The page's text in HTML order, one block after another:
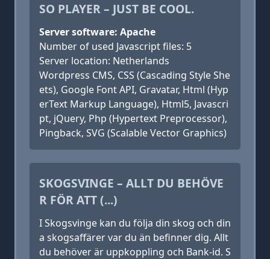
SO PLAYER – JUST BE COOL.
Server software: Apache
Number of used Javascript files: 5
Server location: Netherlands
Wordpress CMS, CSS (Cascading Style She
ets), Google Font API, Gravatar, Html (Hyp
erText Markup Language), Html5, Javascri
pt, jQuery, Php (Hypertext Preprocessor),
Pingback, SVG (Scalable Vector Graphics)
SKOGSVINGE – ALLT DU BEHÖVE
R FÖR ATT (...)
I Skogsvinge kan du följa din skog och din
a skogsaffärer var du än befinner dig. Allt
du behöver är uppkoppling och Bank-id. S